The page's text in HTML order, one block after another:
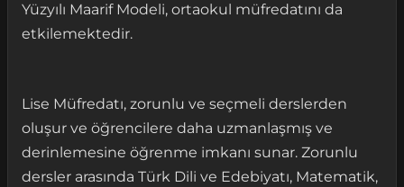
Yüzyılı Maarif Modeli, ortaokul müfredatını da
etkilemektedir.
Lise Müfredatı, zorunlu ve seçmeli derslerden
oluşur ve öğrencilere daha uzmanlaşmış ve
derinlemesine öğrenme imkanı sunar. Zorunlu
dersler arasında Türk Dili ve Edebiyatı, Matematik,